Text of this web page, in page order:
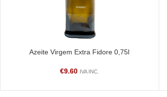
LER MAISAzeite Virgem Extra Fidore 0,75l
€9.60 IVA INC.